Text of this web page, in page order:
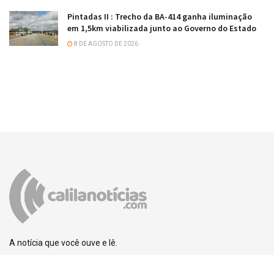
Pintadas II : Trecho da BA-414 ganha iluminação
em 1,5km viabilizada junto ao Governo do Estado
8 DE AGOSTO DE 2026
A notícia que você ouve e lê.